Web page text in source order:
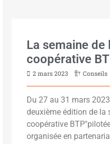
La semaine de
coopérative
2 mars 2023 Conseils
Du 27 au 31 mars
deuxième édition de la
coopérative
organisée en